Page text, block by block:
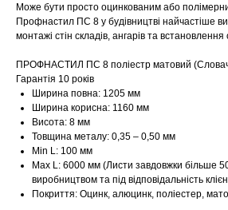
Може бути просто оцинкованим або
Профнастил ПС 8 у будівництві найчастіше
монтажі стін складів, ангарів та
ПРОФНАСТИЛ ПС 8 поліестр матовий
Гарантія 10 років
Ширина повна: 1205 мм
Ширина корисна: 1160 мм
Висота: 8 мм
Товщина металу: 0,35 – 0,50 мм
Min L: 100 мм
Max L: 6000 мм (Листи завдовжки більше
виробництвом та під відповідальність
Покриття: Оцинк, алюцинк, поліестер,